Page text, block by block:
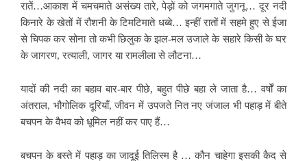
रातें…आकाश में चमचमाते असंख्य तारे, पेड़ों को जगमगाते जुगनू… दूर नदी
किनारे के खेतों में रौशनी के टिमटिमाते धब्बे… इन्हीं रातों में सहमे हुए से ईजा
से चिपक कर सोना तो कभी छिलुक के झल-मल उजाले के सहारे किसी के घर
के जागरण, रत्याली, जागर या रामलीला से लौटना…
यादों की नदी का बहाव बार-बार पीछे, बहुत पीछे बहा ले जाता है… वर्षों का
अंतराल, भौगोलिक दूरियाँ, जीवन में उपजते नित नए जंजाल भी पहाड़ में बीते
बचपन के वैभव को धूमिल नहीं कर पाए हैं…
बचपन के बस्ते में पहाड़ का जादूई तिलिस्म है … कौन चाहेगा इसकी कैद से